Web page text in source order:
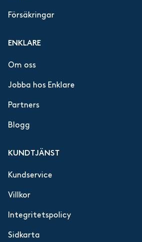
Försäkringar
ENKLARE
Om oss
Jobba hos Enklare
Partners
Blogg
KUNDTJÄNST
Kundservice
Villkor
Integritetspolicy
Sidkarta